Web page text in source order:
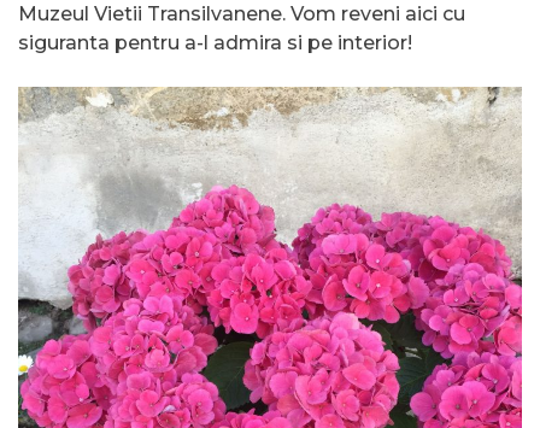
Muzeul Vietii Transilvanene. Vom reveni aici cu
siguranta pentru a-l admira si pe interior!